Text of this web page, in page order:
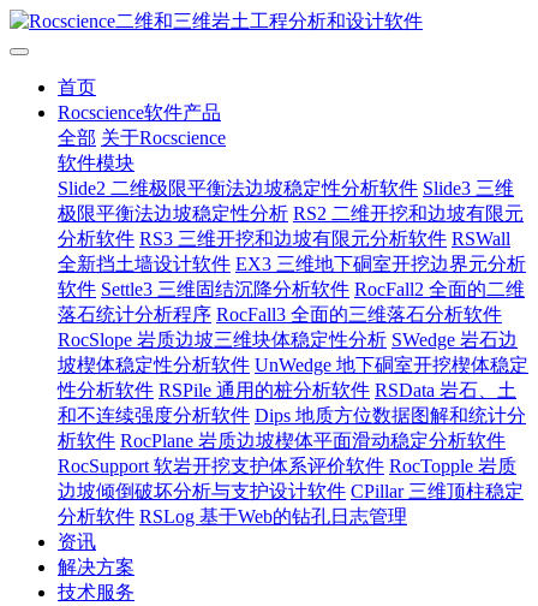
首页
Rocscience软件产品
全部 关于Rocscience
软件模块
Slide2 二维极限平衡法边坡稳定性分析软件 Slide3 三维
极限平衡法边坡稳定性分析 RS2 二维开挖和边坡有限元
分析软件 RS3 三维开挖和边坡有限元分析软件 RSWall
全新挡土墙设计软件 EX3 三维地下硐室开挖边界元分析
软件 Settle3 三维固结沉降分析软件 RocFall2 全面的二维
落石统计分析程序 RocFall3 全面的三维落石分析软件
RocSlope 岩质边坡三维块体稳定性分析 SWedge 岩石边
坡楔体稳定性分析软件 UnWedge 地下硐室开挖楔体稳定
性分析软件 RSPile 通用的桩分析软件 RSData 岩石、土
和不连续强度分析软件 Dips 地质方位数据图解和统计分
析软件 RocPlane 岩质边坡楔体平面滑动稳定分析软件
RocSupport 软岩开挖支护体系评价软件 RocTopple 岩质
边坡倾倒破坏分析与支护设计软件 CPillar 三维顶柱稳定
分析软件 RSLog 基于Web的钻孔日志管理
资讯
解决方案
技术服务